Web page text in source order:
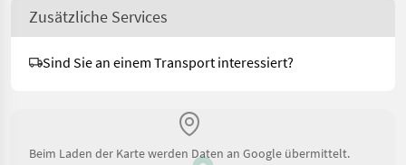
Zusätzliche Services
Sind Sie an einem Transport interessiert?
Beim Laden der Karte werden Daten an Google übermittelt.